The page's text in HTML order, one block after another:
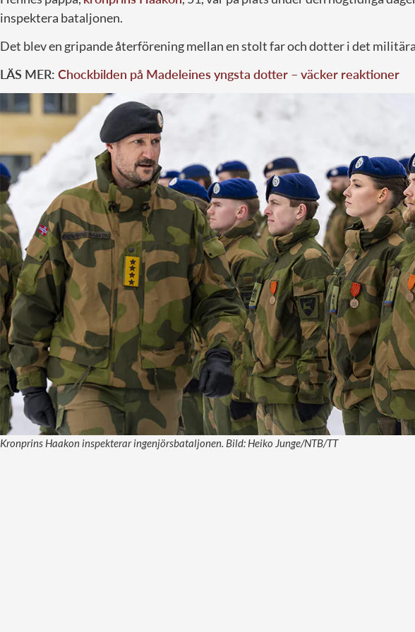
inspektera bataljonen.
Det blev en gripande återförening mellan en stolt far och dotter i det
LÄS MER: Chockbilden på Madeleines yngsta dotter – väcker reaktioner
Kronprins Haakon inspekterar ingenjörsbataljonen. Bild: Heiko Junge/NTB/TT